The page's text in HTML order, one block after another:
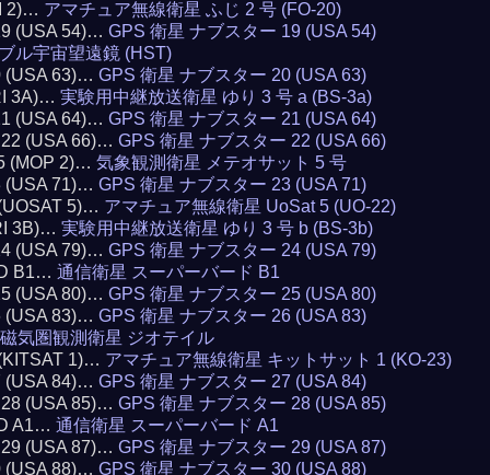
2)… アマチュア無線衛星 ふじ 2 号 (FO-20)
(USA 54)… GPS 衛星 ナブスター 19 (USA 54)
ル宇宙望遠鏡 (HST)
(USA 63)… GPS 衛星 ナブスター 20 (USA 63)
3A)… 実験用中継放送衛星 ゆり 3 号 a (BS-3a)
(USA 64)… GPS 衛星 ナブスター 21 (USA 64)
(USA 66)… GPS 衛星 ナブスター 22 (USA 66)
(MOP 2)… 気象観測衛星 メテオサット 5 号
(USA 71)… GPS 衛星 ナブスター 23 (USA 71)
5)… アマチュア無線衛星 UoSat 5 (UO-22)
3B)… 実験用中継放送衛星 ゆり 3 号 b (BS-3b)
(USA 79)… GPS 衛星 ナブスター 24 (USA 79)
B1… 通信衛星 スーパーバード B1
(USA 80)… GPS 衛星 ナブスター 25 (USA 80)
(USA 83)… GPS 衛星 ナブスター 26 (USA 83)
磁気圏観測衛星 ジオテイル
1)… アマチュア無線衛星 キットサット 1 (KO-23)
(USA 84)… GPS 衛星 ナブスター 27 (USA 84)
(USA 85)… GPS 衛星 ナブスター 28 (USA 85)
A1… 通信衛星 スーパーバード A1
(USA 87)… GPS 衛星 ナブスター 29 (USA 87)
(USA 88)… GPS 衛星 ナブスター 30 (USA 88)